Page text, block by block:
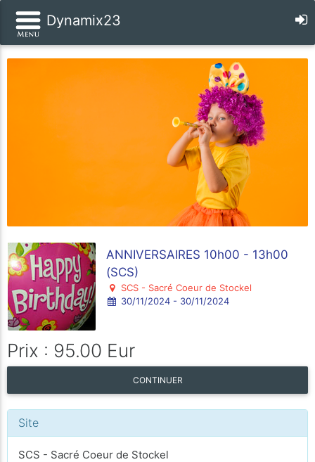
Dynamix23
ANNIVERSAIRES 10h00 - 13h00
(SCS)
SCS - Sacré Coeur de Stockel
30/11/2024 - 30/11/2024
Prix : 95.00 Eur
CONTINUER
Site
SCS - Sacré Coeur de Stockel